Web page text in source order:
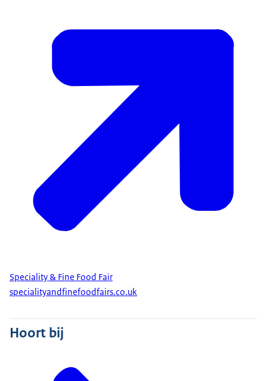
Speciality & Fine Food Fair
specialityandfinefoodfairs.co.uk
Hoort bij